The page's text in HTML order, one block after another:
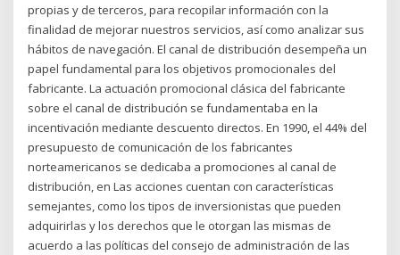
propias y de terceros, para recopilar información con la
finalidad de mejorar nuestros servicios, así como analizar sus
hábitos de navegación. El canal de distribución desempeña un
papel fundamental para los objetivos promocionales del
fabricante. La actuación promocional clásica del fabricante
sobre el canal de distribución se fundamentaba en la
incentivación mediante descuento directos. En 1990, el 44% del
presupuesto de comunicación de los fabricantes
norteamericanos se dedicaba a promociones al canal de
distribución, en Las acciones cuentan con características
semejantes, como los tipos de inversionistas que pueden
adquirirlas y los derechos que le otorgan las mismas de
acuerdo a las políticas del consejo de administración de las